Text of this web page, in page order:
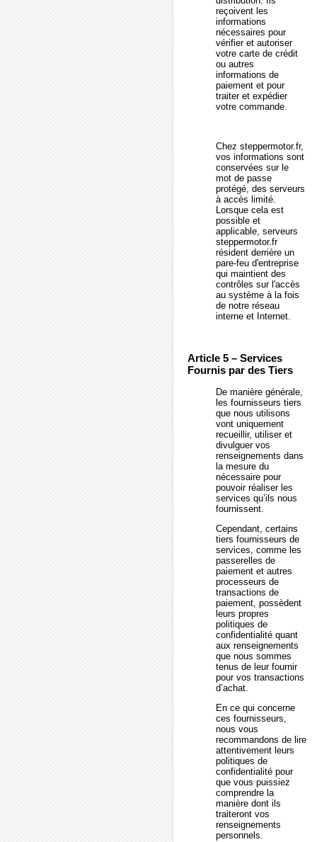
reçoivent les
informations
nécessaires pour
vérifier et autoriser
votre carte de crédit
ou autres
informations de
paiement et pour
traiter et expédier
votre commande.
Chez steppermotor.fr,
vos informations sont
conservées sur le
mot de passe
protégé, des serveurs
à accès limité.
Lorsque cela est
possible et
applicable, serveurs
steppermotor.fr
résident derrière un
pare-feu d'entreprise
qui maintient des
contrôles sur l'accès
au système à la fois
de notre réseau
interne et Internet.
Article 5 – Services
Fournis par des Tiers
De manière générale,
les fournisseurs tiers
que nous utilisons
vont uniquement
recueillir, utiliser et
divulguer vos
renseignements dans
la mesure du
nécessaire pour
pouvoir réaliser les
services qu’ils nous
fournissent.
Cependant, certains
tiers fournisseurs de
services, comme les
passerelles de
paiement et autres
processeurs de
transactions de
paiement, possèdent
leurs propres
politiques de
confidentialité quant
aux renseignements
que nous sommes
tenus de leur fournir
pour vos transactions
d’achat.
En ce qui concerne
ces fournisseurs,
nous vous
recommandons de lire
attentivement leurs
politiques de
confidentialité pour
que vous puissiez
comprendre la
manière dont ils
traiteront vos
renseignements
personnels.